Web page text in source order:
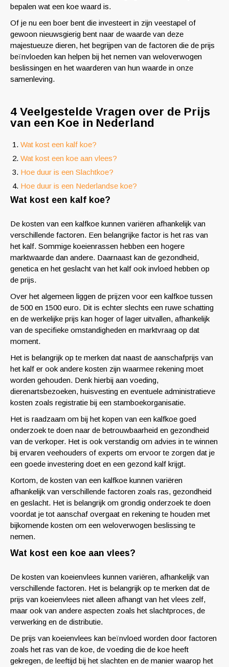
bepalen wat een koe waard is.
Of je nu een boer bent die investeert in zijn veestapel of
gewoon nieuwsgierig bent naar de waarde van deze
majestueuze dieren, het begrijpen van de factoren die de prijs
beïnvloeden kan helpen bij het nemen van weloverwogen
beslissingen en het waarderen van hun waarde in onze
samenleving.
4 Veelgestelde Vragen over de Prijs
van een Koe in Nederland
Wat kost een kalf koe?
Wat kost een koe aan vlees?
Hoe duur is een Slachtkoe?
Hoe duur is een Nederlandse koe?
Wat kost een kalf koe?
De kosten van een kalfkoe kunnen variëren afhankelijk van
verschillende factoren. Een belangrijke factor is het ras van
het kalf. Sommige koeienrassen hebben een hogere
marktwaarde dan andere. Daarnaast kan de gezondheid,
genetica en het geslacht van het kalf ook invloed hebben op
de prijs.
Over het algemeen liggen de prijzen voor een kalfkoe tussen
de 500 en 1500 euro. Dit is echter slechts een ruwe schatting
en de werkelijke prijs kan hoger of lager uitvallen, afhankelijk
van de specifieke omstandigheden en marktvraag op dat
moment.
Het is belangrijk op te merken dat naast de aanschafprijs van
het kalf er ook andere kosten zijn waarmee rekening moet
worden gehouden. Denk hierbij aan voeding,
dierenartsbezoeken, huisvesting en eventuele administratieve
kosten zoals registratie bij een stamboekorganisatie.
Het is raadzaam om bij het kopen van een kalfkoe goed
onderzoek te doen naar de betrouwbaarheid en gezondheid
van de verkoper. Het is ook verstandig om advies in te winnen
bij ervaren veehouders of experts om ervoor te zorgen dat je
een goede investering doet en een gezond kalf krijgt.
Kortom, de kosten van een kalfkoe kunnen variëren
afhankelijk van verschillende factoren zoals ras, gezondheid
en geslacht. Het is belangrijk om grondig onderzoek te doen
voordat je tot aanschaf overgaat en rekening te houden met
bijkomende kosten om een weloverwogen beslissing te
nemen.
Wat kost een koe aan vlees?
De kosten van koeienvlees kunnen variëren, afhankelijk van
verschillende factoren. Het is belangrijk op te merken dat de
prijs van koeienvlees niet alleen afhangt van het vlees zelf,
maar ook van andere aspecten zoals het slachtproces, de
verwerking en de distributie.
De prijs van koeienvlees kan beïnvloed worden door factoren
zoals het ras van de koe, de voeding die de koe heeft
gekregen, de leeftijd bij het slachten en de manier waarop het